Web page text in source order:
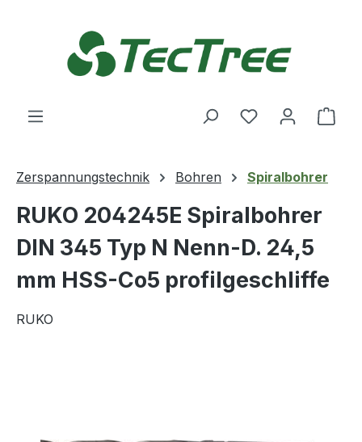
Du hast 0
Zerspannungstechnik Bohren Spiralbohrer
RUKO 204245E Spiralbohrer
DIN 345 Typ N Nenn-D. 24,5
mm HSS-Co5 profilgeschliffe
RUKO